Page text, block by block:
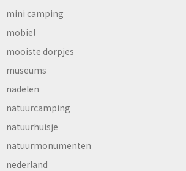
mini camping
mobiel
mooiste dorpjes
museums
nadelen
natuurcamping
natuurhuisje
natuurmonumenten
nederland